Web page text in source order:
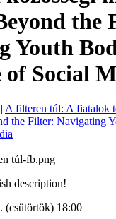
the
Youth
of Social
| A filteren túl: A fiatalok
the Filter: Navigating
description!
(csütörtök) 18:00